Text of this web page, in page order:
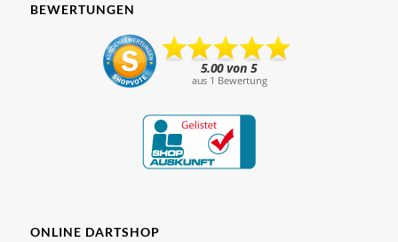
BEWERTUNGEN
ONLINE DARTSHOP